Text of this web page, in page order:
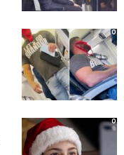
0
0